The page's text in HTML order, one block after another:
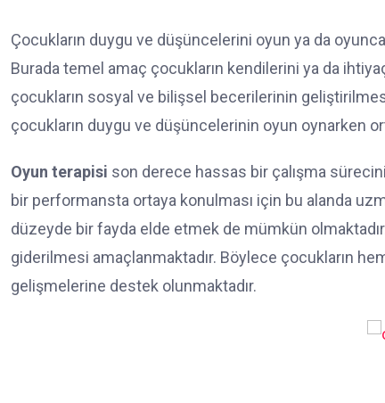
Çocukların duygu ve düşüncelerini oyun ya da
Burada temel amaç çocukların kendilerini ya da
çocukların sosyal ve bilişsel becerilerinin
çocukların duygu ve düşüncelerinin oyun oynarken
Oyun terapisi son derece hassas bir çalışma
bir performansta ortaya konulması için bu alanda
düzeyde bir fayda elde etmek de mümkün
giderilmesi amaçlanmaktadır. Böylece çocukların
gelişmelerine destek olunmaktadır.